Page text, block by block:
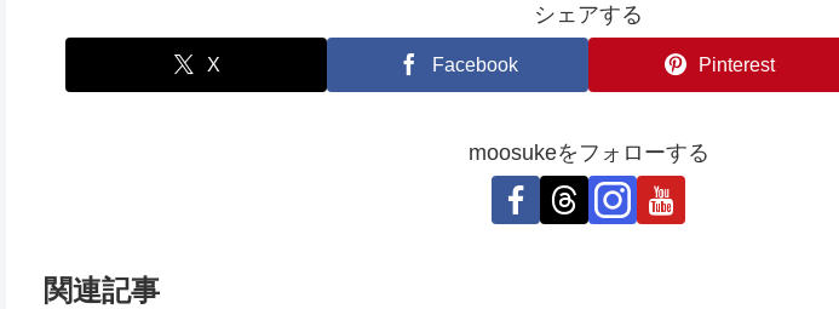
シェアする
X Facebook Pinterest
moosukeをフォローする
関連記事